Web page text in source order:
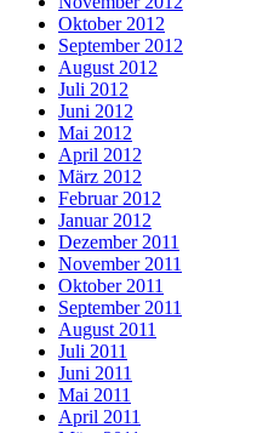
Oktober 2012
September 2012
August 2012
Juli 2012
Juni 2012
Mai 2012
April 2012
März 2012
Februar 2012
Januar 2012
Dezember 2011
November 2011
Oktober 2011
September 2011
August 2011
Juli 2011
Juni 2011
Mai 2011
April 2011